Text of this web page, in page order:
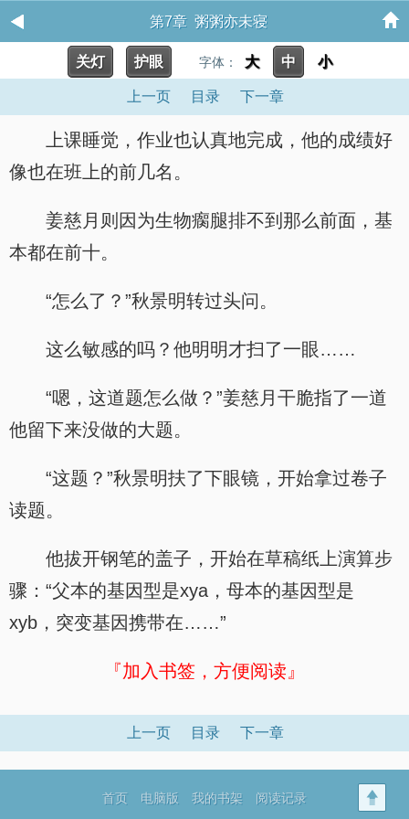
第7章 粥粥亦未寝
关灯 护眼 字体： 大 中 小
上一页 目录 下一章
上课睡觉，作业也认真地完成，他的成绩好
像也在班上的前几名。
姜慈月则因为生物瘸腿排不到那么前面，基
本都在前十。
“怎么了？”秋景明转过头问。
这么敏感的吗？他明明才扫了一眼……
“嗯，这道题怎么做？”姜慈月干脆指了一道
他留下来没做的大题。
“这题？”秋景明扶了下眼镜，开始拿过卷子
读题。
他拔开钢笔的盖子，开始在草稿纸上演算步
骤：“父本的基因型是xya，母本的基因型是
xyb，突变基因携带在……”
『加入书签，方便阅读』
上一页 目录 下一章
首页 电脑版 我的书架 阅读记录